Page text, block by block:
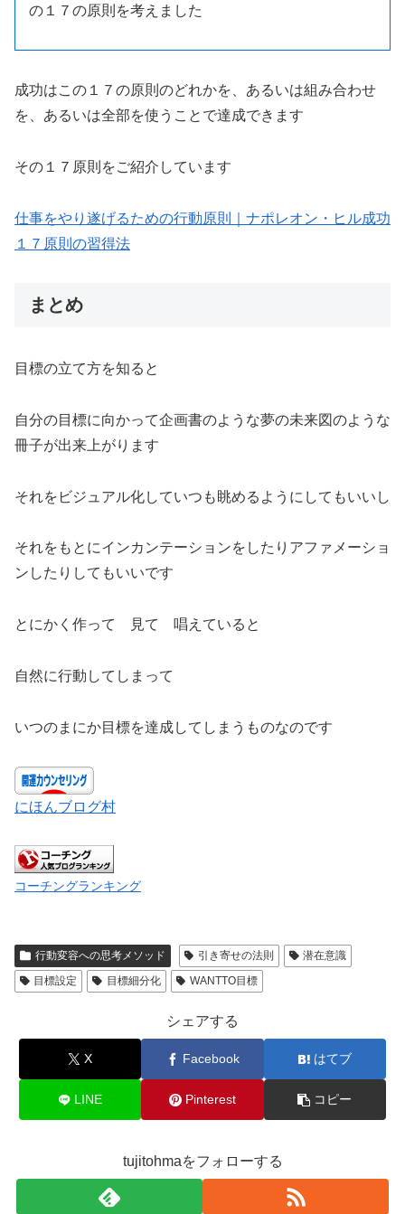
の１７の原則を考えました
成功はこの１７の原則のどれかを、あるいは組み合わせ
を、あるいは全部を使うことで達成できます
その１７原則をご紹介しています
仕事をやり遂げるための行動原則｜ナポレオン・ヒル成功
１７原則の習得法
まとめ
目標の立て方を知ると
自分の目標に向かって企画書のような夢の未来図のような
冊子が出来上がります
それをビジュアル化していつも眺めるようにしてもいいし
それをもとにインカンテーションをしたりアファメーショ
ンしたりしてもいいです
とにかく作って 見て 唱えていると
自然に行動してしまって
いつのまにか目標を達成してしまうものなのです
にほんブログ村
コーチングランキング
行動変容への思考メソッド 引き寄せの法則
潜在意識
目標設定
目標細分化 WANTTO目標
シェアする
X Facebook はてブ
LINE Pinterest コピー
tujitohmaをフォローする